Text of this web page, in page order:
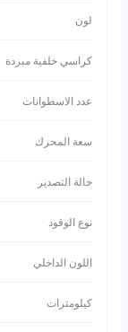
لون
كراسي خلفية مبردة
عدد الاسطوانات
سعة المحرك
حالة التصدير
نوع الوقود
اللون الداخلي
كيلومترات